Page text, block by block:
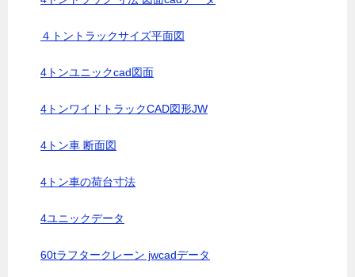
４トントラックサイズ平面図
4トンユニックcad図面
4トンワイドトラックCAD図形JW
4トン車 断面図
4トン車の荷台寸法
4ユニックデータ
60tラフタークレーン jwcadデータ